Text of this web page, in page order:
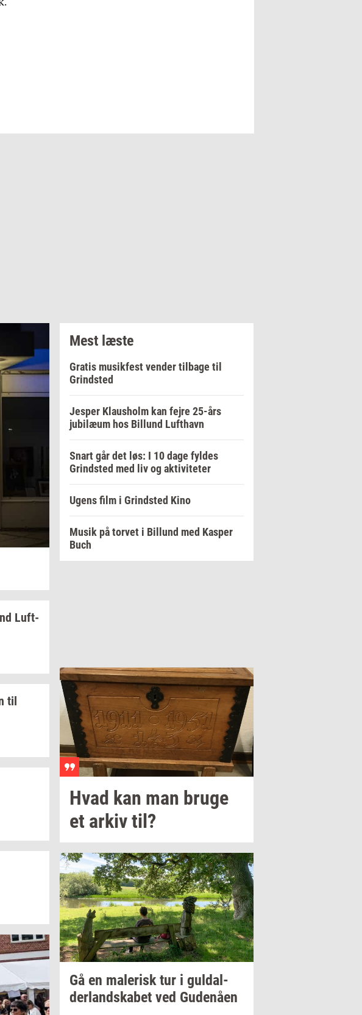
Luft­
til
Mest læste
Gratis musikfest vender tilbage til
Grindsted
Jesper Klausholm kan fejre 25-års
jubilæum hos Billund Lufthavn
Snart går det løs: I 10 dage fyldes
Grindsted med liv og aktiviteter
Ugens film i Grindsted Kino
Musik på torvet i Billund med Kasper
Buch
Hvad kan man bruge
et arkiv til?
Gå en ma­le­risktur i gul­dal­
der­land­ska­bet ved Gu­denå­en